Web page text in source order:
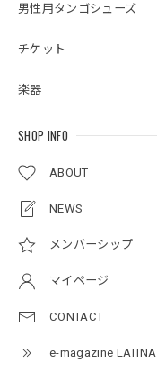
男性用タンゴシューズ
チケット
楽器
SHOP INFO
ABOUT
NEWS
メンバーシップ
マイページ
CONTACT
e-magazine LATINA